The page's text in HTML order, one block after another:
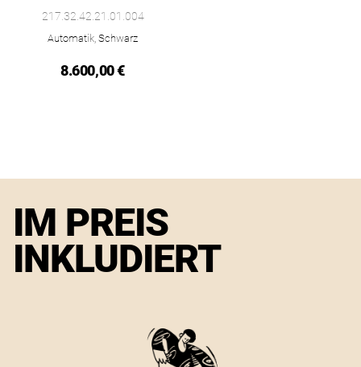
217.32.42.21.01.004
Automatik, Schwarz
8.600,00 €
IM PREIS
INKLUDIERT